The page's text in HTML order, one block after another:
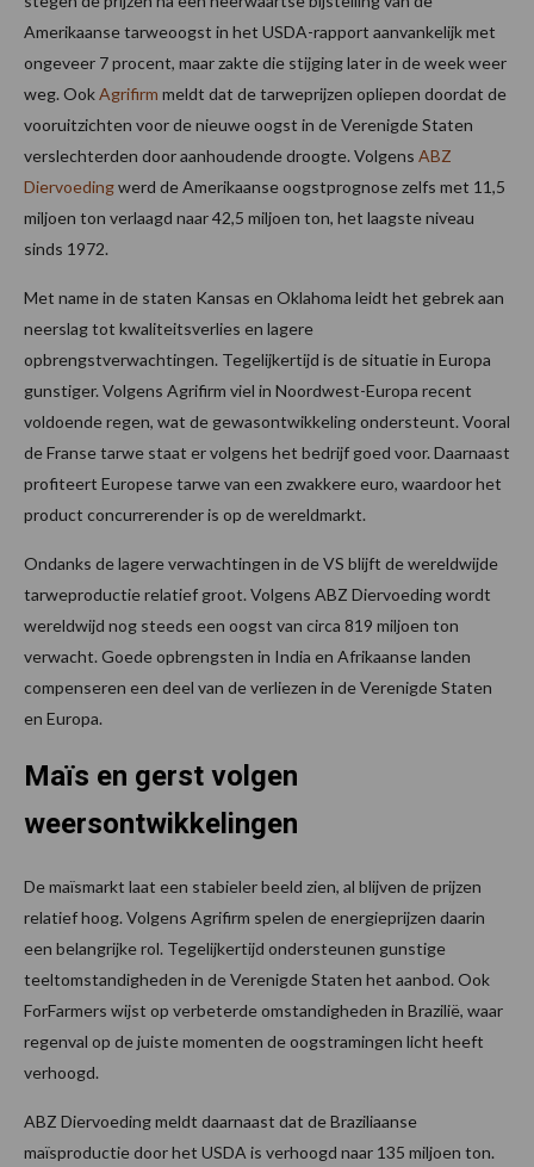
Amerikaanse tarweoogst in het USDA-rapport aanvankelijk met
ongeveer 7 procent, maar zakte die stijging later in de week weer
weg. OokAgrifirm meldt dat de tarweprijzen opliepen doordat de
vooruitzichten voor de nieuwe oogst in de Verenigde Staten
verslechterden door aanhoudende droogte. Volgens ABZ
Diervoedingwerd de Amerikaanse oogstprognose zelfs met 11,5
miljoen ton verlaagd naar 42,5 miljoen ton, het laagste niveau
sinds 1972.
Met name in de staten Kansas en Oklahoma leidt het gebrek aan
neerslag tot kwaliteitsverlies en lagere
opbrengstverwachtingen. Tegelijkertijd is de situatie in Europa
gunstiger. Volgens Agrifirm viel in Noordwest-Europa recent
voldoende regen, wat de gewasontwikkeling ondersteunt. Vooral
de Franse tarwe staat er volgens het bedrijf goed voor. Daarnaast
profiteert Europese tarwe van een zwakkere euro, waardoor het
product concurrerender is op de wereldmarkt.
Ondanks de lagere verwachtingen in de VS blijft de wereldwijde
tarweproductie relatief groot. Volgens ABZ Diervoeding wordt
wereldwijd nog steeds een oogst van circa 819 miljoen ton
verwacht. Goede opbrengsten in India en Afrikaanse landen
compenseren een deel van de verliezen in de Verenigde Staten
en Europa.
Maïs en gerst volgen
weersontwikkelingen
De maïsmarkt laat een stabieler beeld zien, al blijven de prijzen
relatief hoog. Volgens Agrifirm spelen de energieprijzen daarin
een belangrijke rol. Tegelijkertijd ondersteunen gunstige
teeltomstandigheden in de Verenigde Staten het aanbod. Ook
ForFarmers wijst op verbeterde omstandigheden in Brazilië, waar
regenval op de juiste momenten de oogstramingen licht heeft
verhoogd.
ABZ Diervoeding meldt daarnaast dat de Braziliaanse
maïsproductie door het USDA is verhoogd naar 135 miljoen ton.